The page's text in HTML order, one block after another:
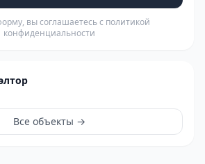
вы соглашаетесь с политикой
конфиденциальности
Все объекты →